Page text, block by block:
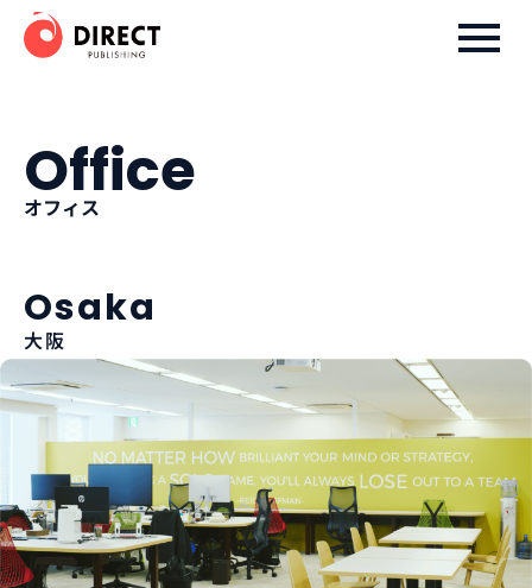
ダイレクト出版株式会社
Office
オフィス
Osaka
大阪